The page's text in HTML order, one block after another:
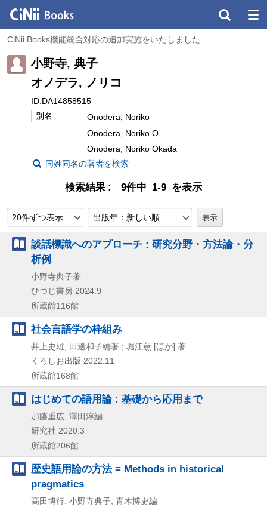
CiNii Books機能統合対応の追加実施をいたしました
小野寺, 典子
オノデラ, ノリコ
ID:DA14858515
別名
Onodera, Noriko
Onodera, Noriko O.
Onodera, Noriko Okada
同姓同名の著者を検索
検索結果 9件中 1-9 を表示
20件ずつ表示 出版年：新しい順
談話標識へのアプローチ : 研究分野・方法論・分
析例
小野寺典子著
ひつじ書房 2024.9
所蔵館116館
社会言語学の枠組み
井上史雄, 田邊和子編著 ; 堀江薫 [ほか] 著
くろしお出版 2022.11
所蔵館168館
はじめての語用論 : 基礎から応用まで
加藤重広, 澤田淳編
研究社 2020.3
所蔵館206館
歴史語用論の方法 = Methods in historical
pragmatics
高田博行, 小野寺典子, 青木博史編